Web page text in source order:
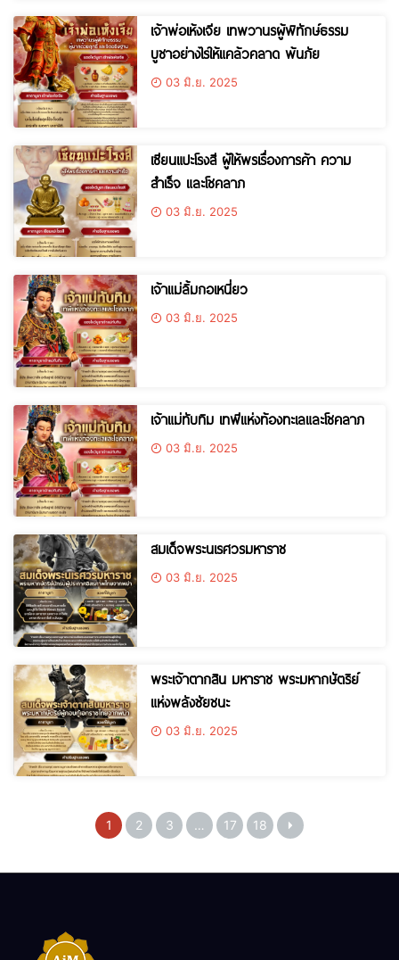
เจ้าพ่อเห้งเจีย เทพวานรผู้พิทักษ์ธรรม
บูชาอย่างไรให้แคล้วคลาด พ้นภัย
03 มิ.ย. 2025
เซียนแปะโรงสี ผู้ให้พรเรื่องการค้า ความ
สำเร็จ และโชคลาภ
03 มิ.ย. 2025
เจ้าแม่ลิ้มกอเหนี่ยว
03 มิ.ย. 2025
เจ้าแม่ทับทิม เทพีแห่งท้องทะเลและโชคลาภ
03 มิ.ย. 2025
สมเด็จพระนเรศวรมหาราช
03 มิ.ย. 2025
พระเจ้าตากสิน มหาราช พระมหากษัตริย์
แห่งพลังชัยชนะ
03 มิ.ย. 2025
1 2 3 … 17 18